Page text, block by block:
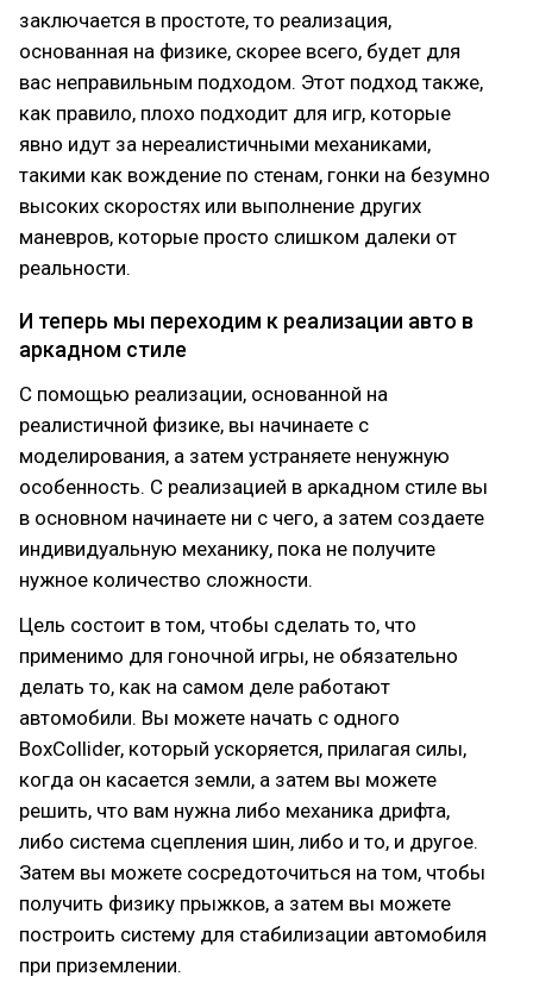
заключается в простоте, то реализация,
основанная на физике, скорее всего, будет для
вас неправильным подходом. Этот подход также,
как правило, плохо подходит для игр, которые
явно идут за нереалистичными механиками,
такими как вождение по стенам, гонки на безумно
высоких скоростях или выполнение других
маневров, которые просто слишком далеки от
реальности.
И теперь мы переходим к реализации авто в
аркадном стиле
С помощью реализации, основанной на
реалистичной физике, вы начинаете с
моделирования, а затем устраняете ненужную
особенность. С реализацией в аркадном стиле вы
в основном начинаете ни с чего, а затем создаете
индивидуальную механику, пока не получите
нужное количество сложности.
Цель состоит в том, чтобы сделать то, что
применимо для гоночной игры, не обязательно
делать то, как на самом деле работают
автомобили. Вы можете начать с одного
BoxCollider, который ускоряется, прилагая силы,
когда он касается земли, а затем вы можете
решить, что вам нужна либо механика дрифта,
либо система сцепления шин, либо и то, и другое.
Затем вы можете сосредоточиться на том, чтобы
получить физику прыжков, а затем вы можете
построить систему для стабилизации автомобиля
при приземлении.